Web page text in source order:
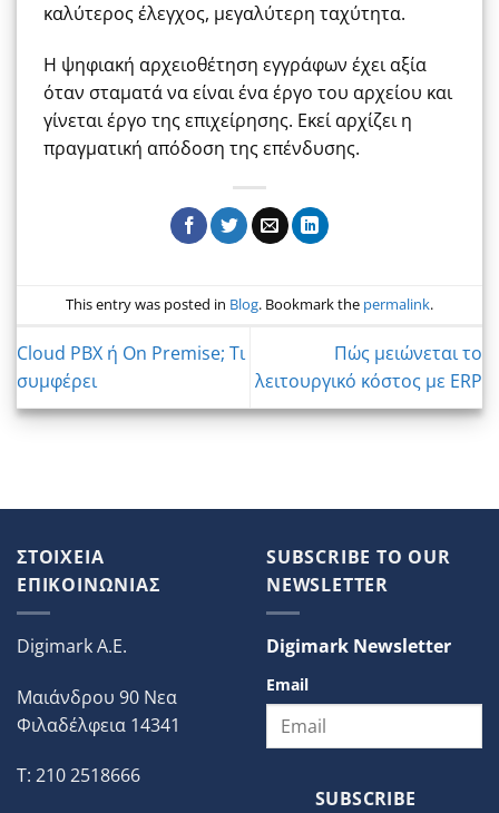
καλύτερος έλεγχος, μεγαλύτερη ταχύτητα.
Η ψηφιακή αρχειοθέτηση εγγράφων έχει αξία
όταν σταματά να είναι ένα έργο του αρχείου και
γίνεται έργο της επιχείρησης. Εκεί αρχίζει η
πραγματική απόδοση της επένδυσης.
This entry was posted in Blog. Bookmark the permalink.
Cloud PBX ή On Premise; Τι
συμφέρει
Πώς μειώνεται το
λειτουργικό κόστος με ERP
ΣΤΟΙΧΕΙΑ
ΕΠΙΚΟΙΝΩΝΙΑΣ
Digimark A.E.
Μαιάνδρου 90 Νεα
Φιλαδέλφεια 14341
T: 210 2518666
SUBSCRIBE TO OUR
NEWSLETTER
Digimark Newsletter
Email
SUBSCRIBE